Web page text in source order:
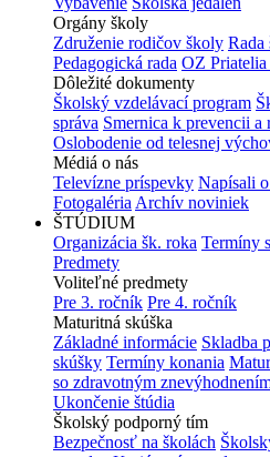
Orgány školy
Združenie rodičov školy Rada
Pedagogická rada OZ
Dôležité dokumenty
Školský vzdelávací program
správa Smernica k prevencii a
Oslobodenie od telesnej
Médiá o nás
Televízne príspevky Napísali
Fotogaléria Archív noviniek
ŠTÚDIUM
Organizácia šk. roka Termíny
Predmety
Voliteľné predmety
Pre 3. ročník Pre 4. ročník
Maturitná skúška
Základné informácie Skladba
skúšky Termíny konania
so zdravotným
Ukončenie štúdia
Školský podporný tím
Bezpečnosť na školách